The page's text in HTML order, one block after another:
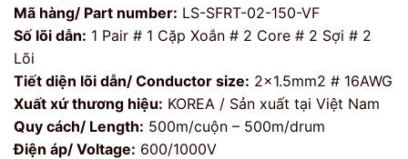
Mã hàng/ Part number: LS-SFRT-02-150-VF
Số lõi dẫn: 1 Pair # 1 Cặp Xoắn # 2 Core # 2 Sợi # 2
Lõi
Tiết diện lõi dẫn/ Conductor size: 2×1.5mm2 # 16AWG
Xuất xứ thương hiệu: KOREA / Sản xuất tại Việt Nam
Quy cách/ Length: 500m/cuộn – 500m/drum
Điện áp/ Voltage: 600/1000V